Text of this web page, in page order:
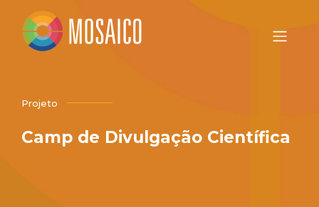
Projeto
Camp de Divulgação Científica